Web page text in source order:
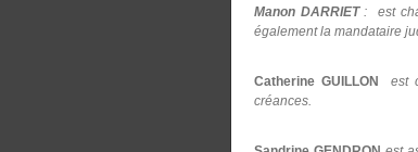
Manon DARRIET: est
également la mandataire
Catherine GUILLON
est
créances.